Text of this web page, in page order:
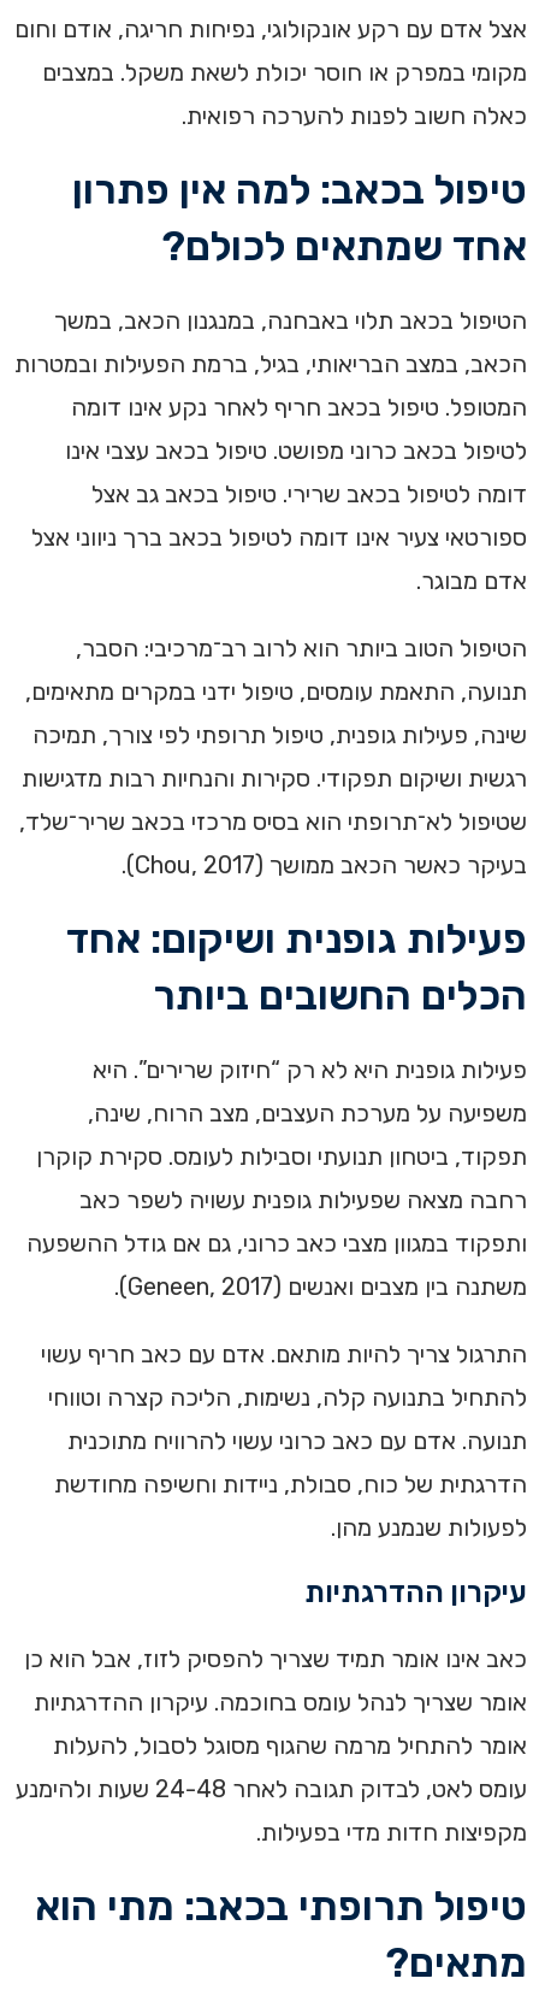
אצל אדם עם רקע אונקולוגי, נפיחות חריגה, אודם וחום
מקומי במפרק או חוסר יכולת לשאת משקל. במצבים
כאלה חשוב לפנות להערכה רפואית.
טיפול בכאב: למה אין פתרון
אחד שמתאים לכולם?
הטיפול בכאב תלוי באבחנה, במנגנון הכאב, במשך
הכאב, במצב הבריאותי, בגיל, ברמת הפעילות ובמטרות
המטופל. טיפול בכאב חריף לאחר נקע אינו דומה
לטיפול בכאב כרוני מפושט. טיפול בכאב עצבי אינו
דומה לטיפול בכאב שרירי. טיפול בכאב גב אצל
ספורטאי צעיר אינו דומה לטיפול בכאב ברך ניווני אצל
אדם מבוגר.
הטיפול הטוב ביותר הוא לרוב רב־מרכיבי: הסבר,
תנועה, התאמת עומסים, טיפול ידני במקרים מתאימים,
שינה, פעילות גופנית, טיפול תרופתי לפי צורך, תמיכה
רגשית ושיקום תפקודי. סקירות והנחיות רבות מדגישות
שטיפול לא־תרופתי הוא בסיס מרכזי בכאב שריר־שלד,
בעיקר כאשר הכאב ממושך (Chou, 2017).
פעילות גופנית ושיקום: אחד
הכלים החשובים ביותר
פעילות גופנית היא לא רק “חיזוק שרירים”. היא
משפיעה על מערכת העצבים, מצב הרוח, שינה,
תפקוד, ביטחון תנועתי וסבילות לעומס. סקירת קוקרן
רחבה מצאה שפעילות גופנית עשויה לשפר כאב
ותפקוד במגוון מצבי כאב כרוני, גם אם גודל ההשפעה
משתנה בין מצבים ואנשים (Geneen, 2017).
התרגול צריך להיות מותאם. אדם עם כאב חריף עשוי
להתחיל בתנועה קלה, נשימות, הליכה קצרה וטווחי
תנועה. אדם עם כאב כרוני עשוי להרוויח מתוכנית
הדרגתית של כוח, סבולת, ניידות וחשיפה מחודשת
לפעולות שנמנע מהן.
עיקרון ההדרגתיות
כאב אינו אומר תמיד שצריך להפסיק לזוז, אבל הוא כן
אומר שצריך לנהל עומס בחוכמה. עיקרון ההדרגתיות
אומר להתחיל מרמה שהגוף מסוגל לסבול, להעלות
עומס לאט, לבדוק תגובה לאחר 24-48 שעות ולהימנע
מקפיצות חדות מדי בפעילות.
טיפול תרופתי בכאב: מתי הוא
מתאים?